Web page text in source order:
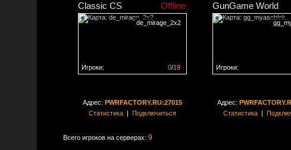
Classic CS Offline
de_mirage_2x2
0/19
Игроки:
GunGame World
Игроки:
Адрес: PWRFACTORY.RU:27015
Статистика| Подключиться
Адрес:
Статистика|
Всего игроков на серверах: 9